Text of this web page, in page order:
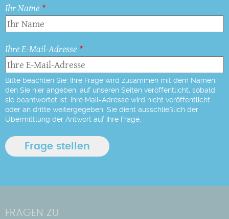
Ihr Name
Ihre E-Mail-Adresse
Bitte beachten Sie: Ihre Frage wird zusammen mit dem Namen,
den Sie hier angeben, auf unseren Seiten veröffentlicht, sobald
sie beantwortet ist. Ihre Mail-Adresse wird nicht veröffentlicht
oder an dritte weitergegeben. Sie dient ausschließlich der
Übermittlung der Antwort auf Ihre Frage.
FRAGEN ZU